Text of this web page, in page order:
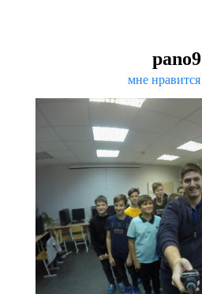
pano9
мне нравится